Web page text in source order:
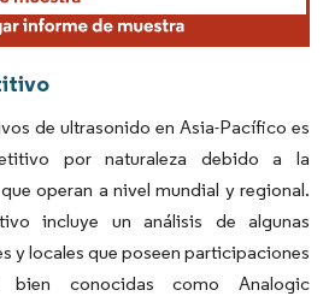
de ultrasonido en Asia-Pacífico es
por naturaleza debido a la
operan a nivel mundial y regional.
incluye un análisis de algunas
y locales que poseen participaciones
conocidas como Analogic